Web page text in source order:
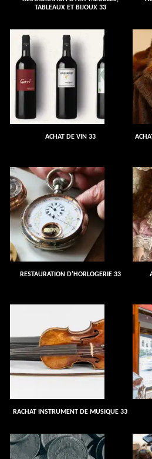
TABLEAUX ET BIJOUX 33
ACHAT DE VIN 33
RESTAURATION D'HORLOGERIE 33
RACHAT INSTRUMENT DE MUSIQUE 33